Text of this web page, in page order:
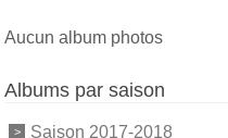
Aucun album photos
Albums par saison
Saison 2017-2018